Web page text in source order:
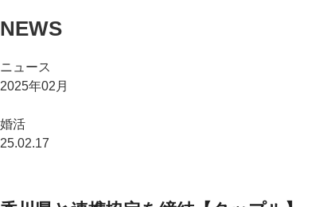
NEWS
ニュース
2025年02月
婚活
25.02.17